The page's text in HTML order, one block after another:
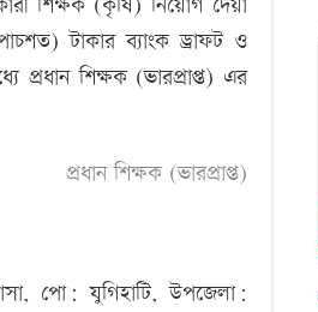
টাকার ব্যাংক ড্রাফট ও
প্রধান শিক্ষক (ভারপ্রাপ্ত) এর
প্রধান শিক্ষক (ভারপ্রাপ্ত)
পো: যুগিহাটি, উপজেলা: